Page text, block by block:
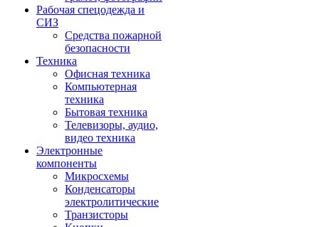
Рабочая спецодежда и
СИЗ
Средства пожарной
безопасности
Техника
Офисная техника
Компьютерная
техника
Бытовая техника
Телевизоры, аудио,
видео техника
Электронные
компоненты
Микросхемы
Конденсаторы
электролитические
Транзисторы